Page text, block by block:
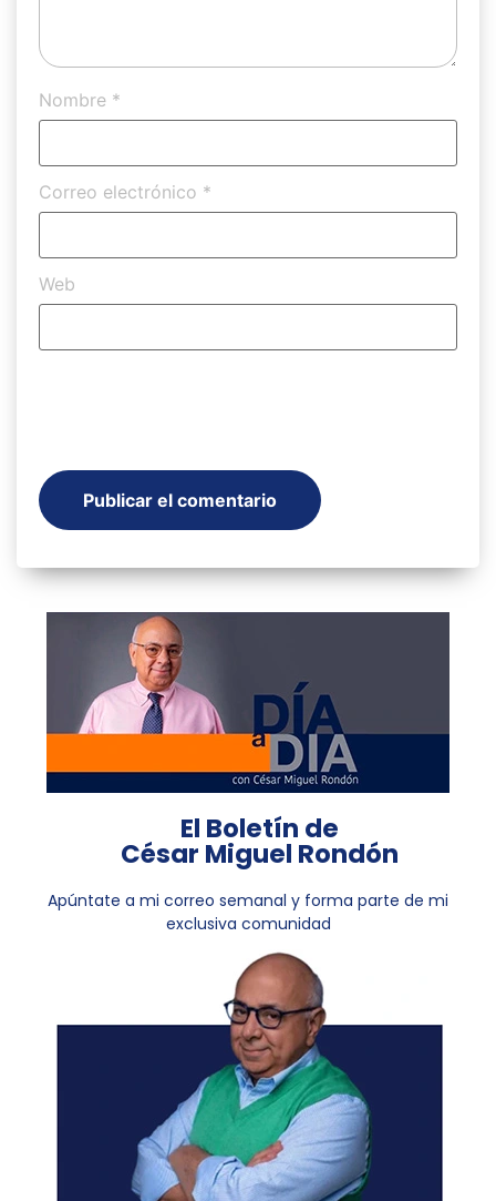
Nombre *
Correo electrónico *
Web
El Boletín de
César Miguel Rondón
Apúntate a mi correo semanal y forma parte de mi
exclusiva comunidad